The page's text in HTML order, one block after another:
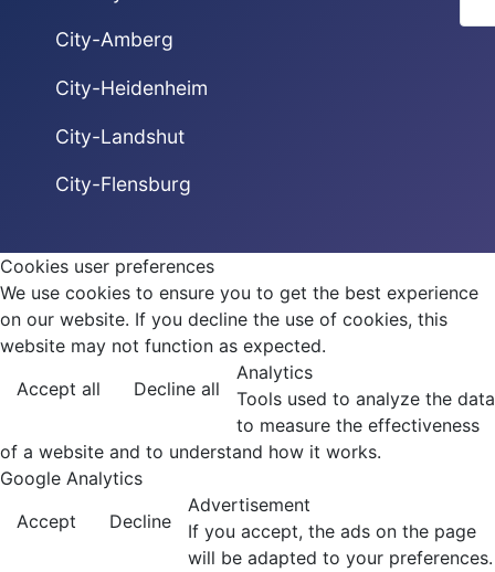
City-Amberg
City-Heidenheim
City-Landshut
City-Flensburg
Cookies user preferences
We use cookies to ensure you to get the best experience
on our website. If you decline the use of cookies, this
website may not function as expected.
Accept all
Decline all
Analytics
Tools used to analyze the data
to measure the effectiveness
of a website and to understand how it works.
Google Analytics
Accept
Decline
Advertisement
If you accept, the ads on the page
will be adapted to your preferences.